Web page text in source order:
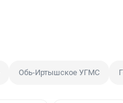
Обь-Иртышское УГМС